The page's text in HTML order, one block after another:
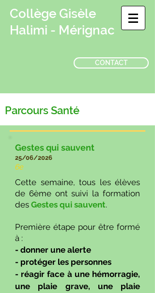
Collège Gisèle
Halimi - Mérignac
CONTACT
Parcours Santé
Gestes qui sauvent
25/06/2026
6e
Cette semaine, tous les élèves
de 6ème ont suivi la formation
des Gestes qui sauvent.
Première étape pour être formé
à :
- donner une alerte
- protéger les personnes
- réagir face à une hémorragie,
une plaie grave, une plaie